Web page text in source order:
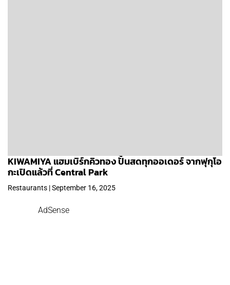
KIWAMIYA แฮมเบิร์กคิวทอง ปั้นสดทุกออเดอร์ จากฟุกุโอ
กะเปิดแล้วที่ Central Park
Restaurants | September 16, 2025
AdSense